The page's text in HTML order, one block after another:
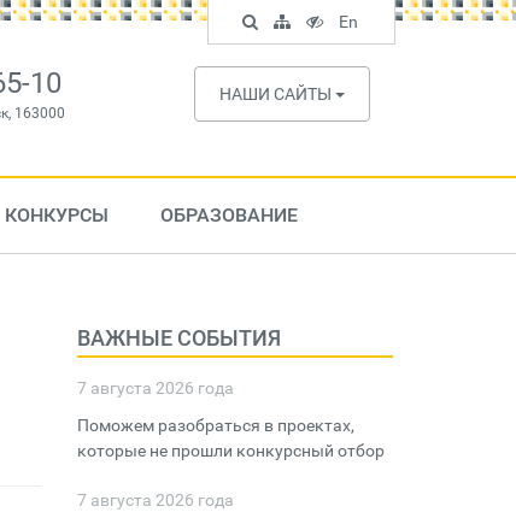
10
163000
НАШИ САЙТЫ
КОНКУРСЫ ОБРАЗОВАНИЕ
ВАЖНЫЕ СОБЫТИЯ
7 августа 2026 года
Поможем разобраться в проектах,
которые не прошли конкурсный отбор
7 августа 2026 года
Поиск
по
сайту
Карта
сайта
Версия
для
слабовидящих
En
English